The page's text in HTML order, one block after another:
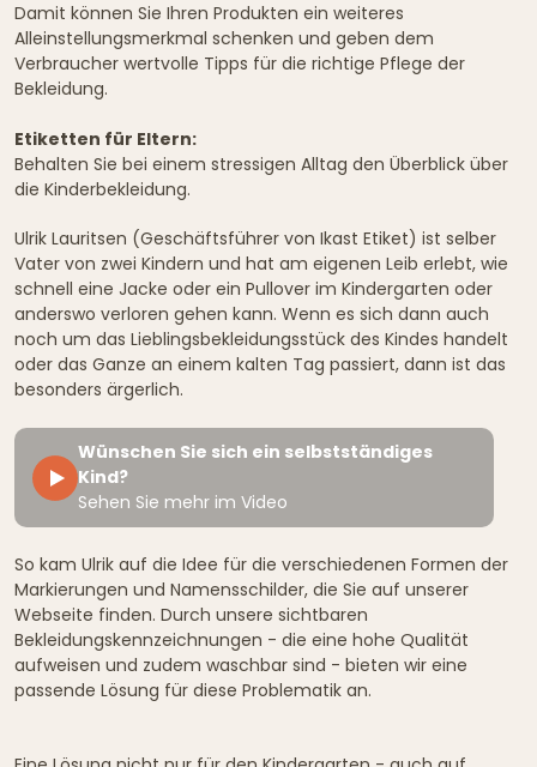
Damit können Sie Ihren Produkten ein weiteres
Alleinstellungsmerkmal schenken und geben dem
Verbraucher wertvolle Tipps für die richtige Pflege der
Bekleidung.
Etiketten für Eltern:
Behalten Sie bei einem stressigen Alltag den Überblick über
die Kinderbekleidung.
Ulrik Lauritsen (Geschäftsführer von Ikast Etiket) ist selber
Vater von zwei Kindern und hat am eigenen Leib erlebt, wie
schnell eine Jacke oder ein Pullover im Kindergarten oder
anderswo verloren gehen kann. Wenn es sich dann auch
noch um das Lieblingsbekleidungsstück des Kindes handelt
oder das Ganze an einem kalten Tag passiert, dann ist das
besonders ärgerlich.
Wünschen Sie sich ein selbstständiges
Kind?
Sehen Sie mehr im Video
So kam Ulrik auf die Idee für die verschiedenen Formen der
Markierungen und Namensschilder, die Sie auf unserer
Webseite finden. Durch unsere sichtbaren
Bekleidungskennzeichnungen - die eine hohe Qualität
aufweisen und zudem waschbar sind - bieten wir eine
passende Lösung für diese Problematik an.